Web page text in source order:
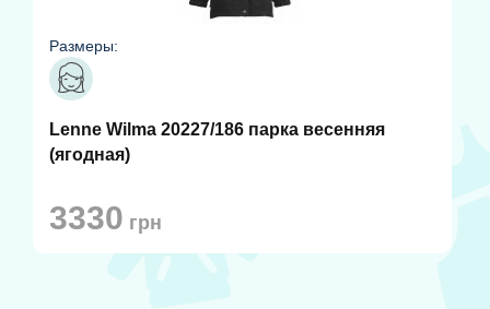
Размеры:
Lenne Wilma 20227/186 парка весенняя
(ягодная)
3330 грн